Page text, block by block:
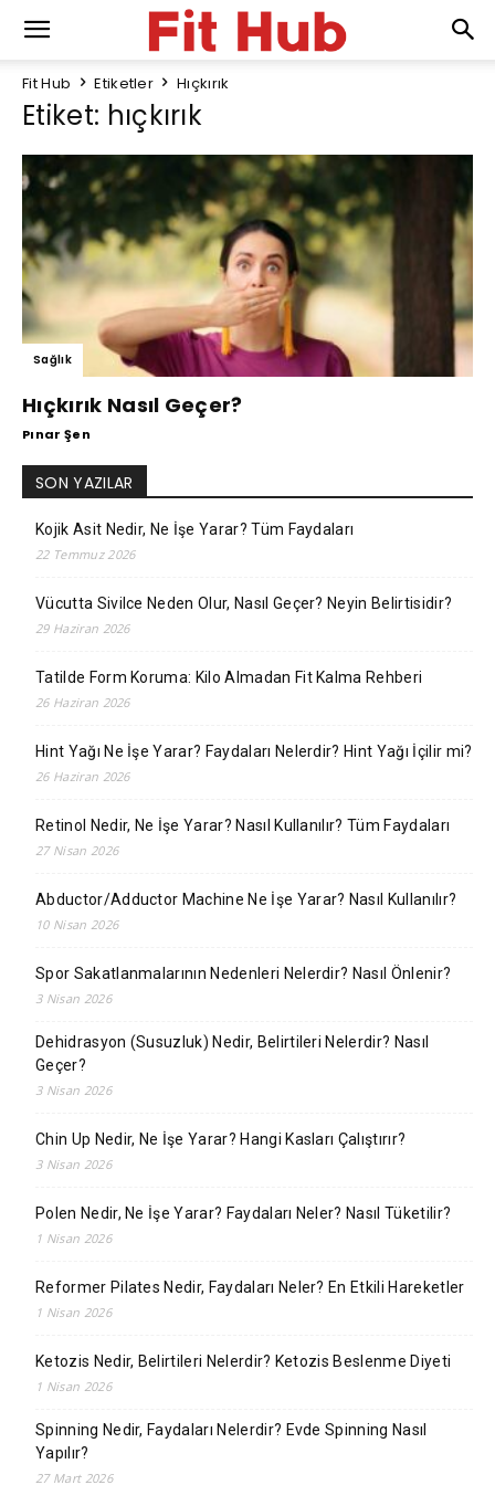
Fit Hub Etiketler Hıçkırık
Etiket: hıçkırık
Sağlık
Hıçkırık Nasıl Geçer?
Pınar Şen
SON YAZILAR
Kojik Asit Nedir, Ne İşe Yarar? Tüm Faydaları
22 Temmuz 2026
Vücutta Sivilce Neden Olur, Nasıl Geçer? Neyin Belirtisidir?
29 Haziran 2026
Tatilde Form Koruma: Kilo Almadan Fit Kalma Rehberi
26 Haziran 2026
Hint Yağı Ne İşe Yarar? Faydaları Nelerdir? Hint Yağı İçilir mi?
26 Haziran 2026
Retinol Nedir, Ne İşe Yarar? Nasıl Kullanılır? Tüm Faydaları
27 Nisan 2026
Abductor/Adductor Machine Ne İşe Yarar? Nasıl Kullanılır?
10 Nisan 2026
Spor Sakatlanmalarının Nedenleri Nelerdir? Nasıl Önlenir?
3 Nisan 2026
Dehidrasyon (Susuzluk) Nedir, Belirtileri Nelerdir? Nasıl
Geçer?
3 Nisan 2026
Chin Up Nedir, Ne İşe Yarar? Hangi Kasları Çalıştırır?
3 Nisan 2026
Polen Nedir, Ne İşe Yarar? Faydaları Neler? Nasıl Tüketilir?
1 Nisan 2026
Reformer Pilates Nedir, Faydaları Neler? En Etkili Hareketler
1 Nisan 2026
Ketozis Nedir, Belirtileri Nelerdir? Ketozis Beslenme Diyeti
1 Nisan 2026
Spinning Nedir, Faydaları Nelerdir? Evde Spinning Nasıl
Yapılır?
27 Mart 2026